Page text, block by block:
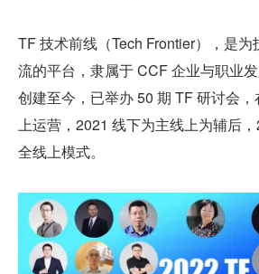
TF 技术前线（Tech Frontier），是
流的平台，隶属于 CCF 企业与职业
创建至今，已举办 50 期 TF 研讨会
上运营，2021 线下为主线上为辅后
全线上模式。